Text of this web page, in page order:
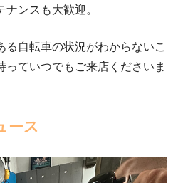
ンスも大歓迎。
る自転車の状況がわからないこ
っていつでもご来店くださいま
ース